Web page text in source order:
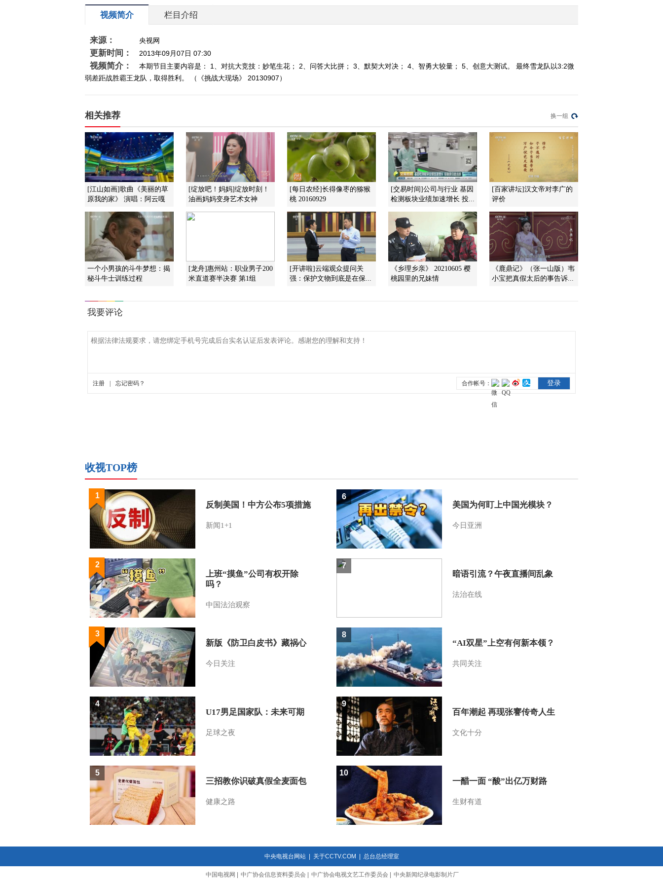
2013-08-19 09:08:51
《芝麻开门》 20130722
2013-07-22 08:10:43
《芝麻开门》 20130720
2013-07-20 08:08:01
2013-07-13 08:27:12
《芝麻开门》 20130708
爬行动物的秘密
17：15
2013-07-01 20:23:12
2013-06-17 19:01:54
《芝麻开门》 20130615
2013-06-03 09:22:13
07:00
视频简介 栏目介绍
来源： 央视网
更新时间： 2013年09月07日 07:30
视频简介：
本期节目主要内容是： 1、对抗大竞技：妙笔生花； 2、问答大比拼； 3、默契大对决； 4、智勇大较量； 5、创意大测试。 最终雪龙队以3:2微
弱差距战胜霸王龙队，取得胜利。 （《挑战大现场》 20130907）
相关推荐 换一组
[江山如画]歌曲《美丽的草
原我的家》 演唱：阿云嘎
[绽放吧！妈妈]绽放时刻！
油画妈妈变身艺术女神
[每日农经]长得像枣的猕猴
桃 20160929
[交易时间]公司与行业 基因
检测板块业绩加速增长 投...
[百家讲坛]汉文帝对李广的
评价
一个小男孩的斗牛梦想：揭
秘斗牛士训练过程
[龙舟]惠州站：职业男子200
米直道赛半决赛 第1组
[开讲啦]云端观众提问关
强：保护文物到底是在保...
《乡理乡亲》 20210605 樱
桃园里的兄妹情
《鹿鼎记》（张一山版）韦
小宝把真假太后的事告诉...
收视TOP榜
反制美国！中方公布5项措施
新闻1+1
1
上班“摸鱼”公司有权开除
吗？
中国法治观察
2
新版《防卫白皮书》藏祸心
今日关注
3
U17男足国家队：未来可期
足球之夜
4
三招教你识破真假全麦面包
健康之路
5
美国为何盯上中国光模块？
今日亚洲
6
暗语引流？午夜直播间乱象
法治在线
7
“AI双星”上空有何新本领？
共同关注
8
百年潮起 再现张謇传奇人生
文化十分
9
一醋一面 “酸”出亿万财路
生财有道
10
中央电视台网站| 关于CCTV.COM 总台总经理室
中国电视网 中广协会信息资料委员会 中广协会电视文艺工作委员会 中央新闻纪录电影制片厂